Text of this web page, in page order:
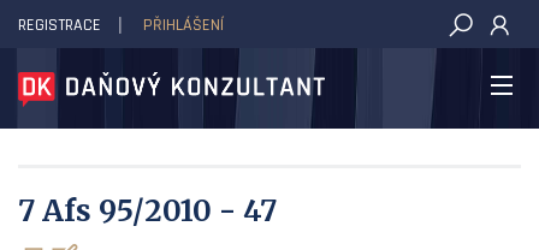
DAŇOVÝ KONZULTANT
REGISTRACE PŘIHLÁŠENÍ
7 Afs 95/2010 - 47